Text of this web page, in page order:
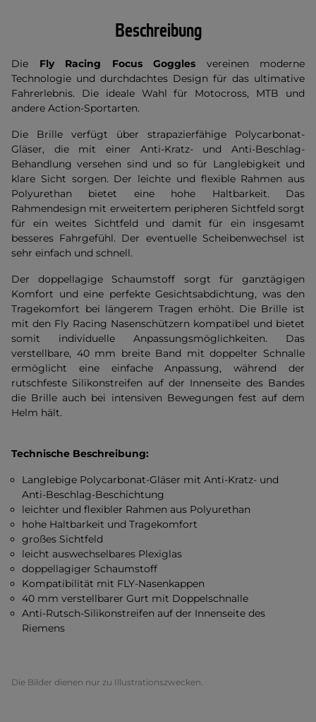
Beschreibung
Die Fly Racing Focus Goggles vereinen moderne
Technologie und durchdachtes Design für das ultimative
Fahrerlebnis. Die ideale Wahl für Motocross, MTB und
andere Action-Sportarten.
Die Brille verfügt über strapazierfähige Polycarbonat-
Gläser, die mit einer Anti-Kratz- und Anti-Beschlag-
Behandlung versehen sind und so für Langlebigkeit und
klare Sicht sorgen. Der leichte und flexible Rahmen aus
Polyurethan bietet eine hohe Haltbarkeit. Das
Rahmendesign mit erweitertem peripheren Sichtfeld sorgt
für ein weites Sichtfeld und damit für ein insgesamt
besseres Fahrgefühl. Der eventuelle Scheibenwechsel ist
sehr einfach und schnell.
Der doppellagige Schaumstoff sorgt für ganztägigen
Komfort und eine perfekte Gesichtsabdichtung, was den
Tragekomfort bei längerem Tragen erhöht. Die Brille ist
mit den Fly Racing Nasenschützern kompatibel und bietet
somit individuelle Anpassungsmöglichkeiten. Das
verstellbare, 40 mm breite Band mit doppelter Schnalle
ermöglicht eine einfache Anpassung, während der
rutschfeste Silikonstreifen auf der Innenseite des Bandes
die Brille auch bei intensiven Bewegungen fest auf dem
Helm hält.
Technische Beschreibung:
Langlebige Polycarbonat-Gläser mit Anti-Kratz- und
Anti-Beschlag-Beschichtung
leichter und flexibler Rahmen aus Polyurethan
hohe Haltbarkeit und Tragekomfort
großes Sichtfeld
leicht auswechselbares Plexiglas
doppellagiger Schaumstoff
Kompatibilität mit FLY-Nasenkappen
40 mm verstellbarer Gurt mit Doppelschnalle
Anti-Rutsch-Silikonstreifen auf der Innenseite des
Riemens
Die Bilder dienen nur zu Illustrationszwecken.